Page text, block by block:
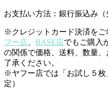
お支払い方法：銀行振込み（
※クレジットカード決済を
フー店
BASE店でもご購入
の関係で価格、送料、数量
了承ください。
※ヤフー店では「お試し５
定）